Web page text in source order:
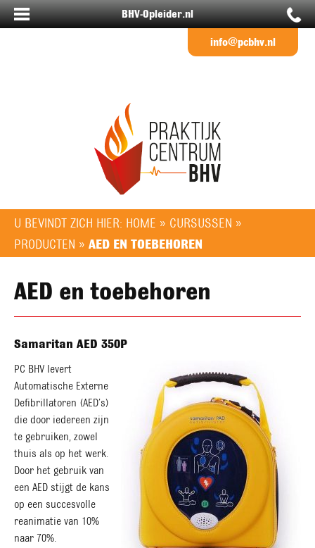
BHV-Opleider.nl
info@pcbhv.nl
U BEVINDT ZICH HIER: HOME » CURSUSSEN »
PRODUCTEN » AED EN TOEBEHOREN
AED en toebehoren
Samaritan AED 350P
PC BHV levert
Automatische Externe
Defibrillatoren (AED’s)
die door iedereen zijn
te gebruiken, zowel
thuis als op het werk.
Door het gebruik van
een AED stijgt de kans
op een succesvolle
reanimatie van 10%
naar 70%.